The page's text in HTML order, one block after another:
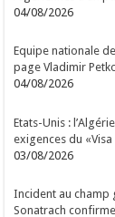
04/08/2026
Equipe nationale
page Vladimir
04/08/2026
Etats-Unis :
exigences du
03/08/2026
Incident au champ
Sonatrach